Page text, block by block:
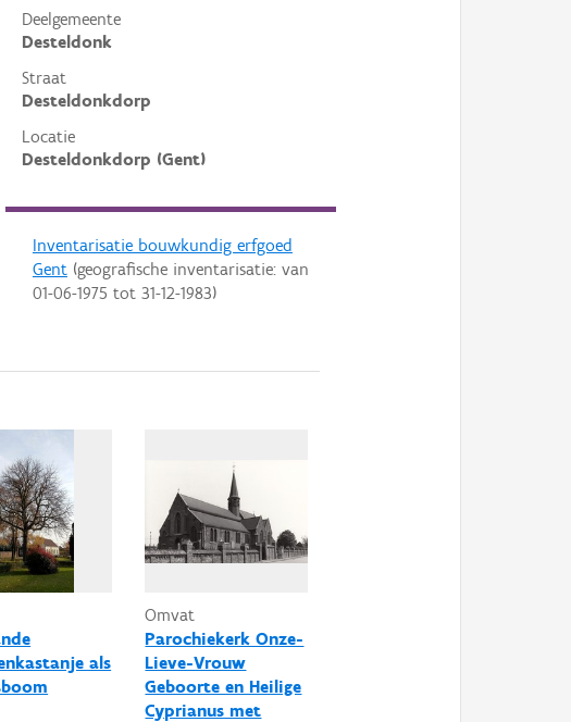
Deelgemeente
Desteldonk
Straat
Desteldonkdorp
Locatie
Desteldonkdorp (Gent)
Inventarisatie bouwkundig erfgoed
Gent(geografische inventarisatie: van
01-06-1975 tot 31-12-1983)
als
Omvat
Parochiekerk Onze-
Lieve-Vrouw
Geboorte en Heilige
Cyprianus met